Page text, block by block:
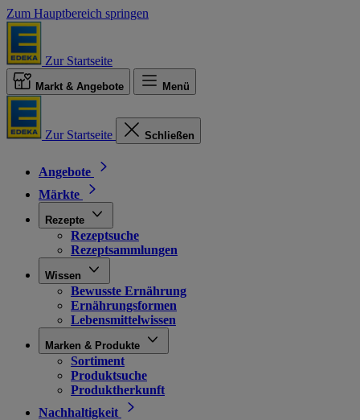
Zum Hauptbereich springen
Zur Startseite
Markt & Angebote Menü
Zur Startseite Schließen
Angebote
Märkte
Rezepte
Rezeptsuche
Rezeptsammlungen
Wissen
Bewusste Ernährung
Ernährungsformen
Lebensmittelwissen
Marken & Produkte
Sortiment
Produktsuche
Produktherkunft
Nachhaltigkeit